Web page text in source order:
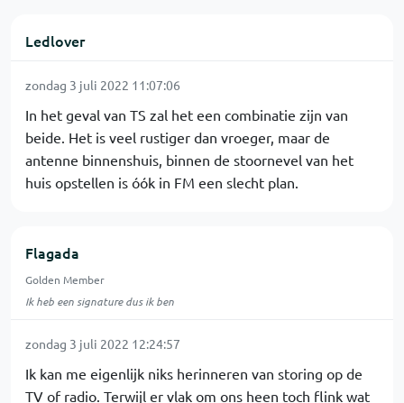
Ledlover
zondag 3 juli 2022 11:07:06
In het geval van TS zal het een combinatie zijn van
beide. Het is veel rustiger dan vroeger, maar de
antenne binnenshuis, binnen de stoornevel van het
huis opstellen is óók in FM een slecht plan.
Flagada
Golden Member
Ik heb een signature dus ik ben
zondag 3 juli 2022 12:24:57
Ik kan me eigenlijk niks herinneren van storing op de
TV of radio. Terwijl er vlak om ons heen toch flink wat